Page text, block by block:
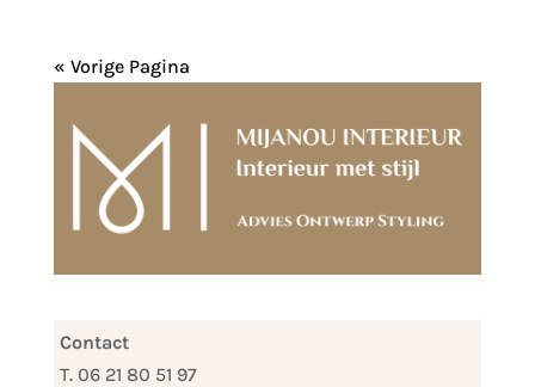
« Vorige Pagina
Contact
T. 06 21 80 51 97